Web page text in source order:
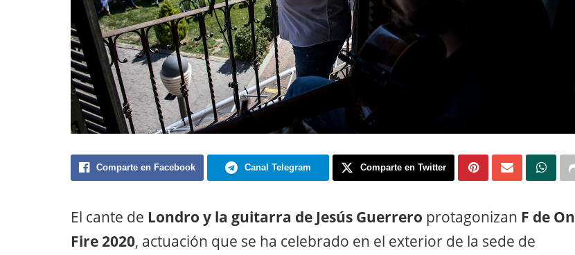
Comparte en Facebook Canal Telegram Comparte en Twitter
El cante de Londro y la guitarra de Jesús Guerrero protagonizan F de On
Fire 2020, actuación que se ha celebrado en el exterior de la sede de